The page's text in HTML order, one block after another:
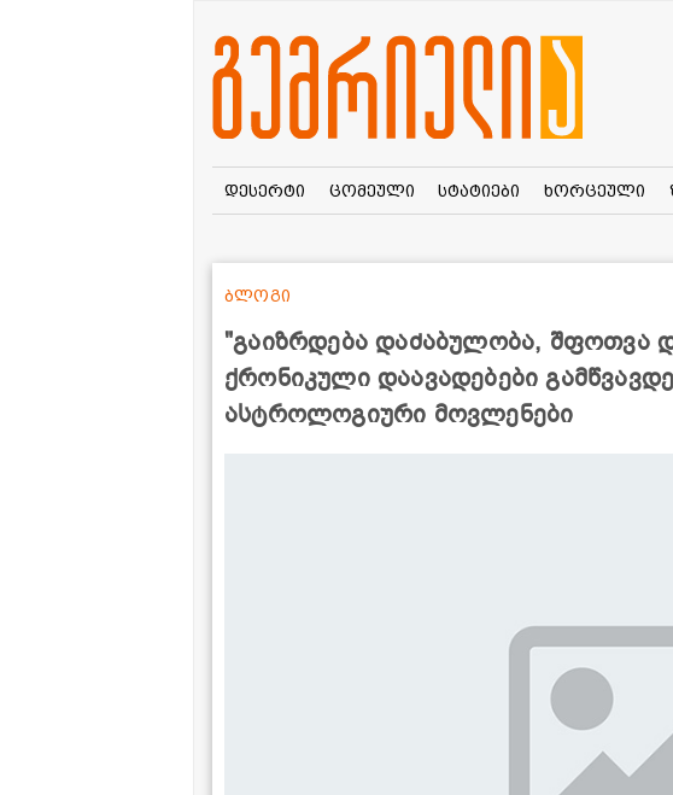
დესერტი ცომეული სტატიები ხორცეული
"გაიზრდება დაძაბულობა, შფოთვა
ქრონიკული დაავადებები
ასტროლოგიური მოვლენები
ბლოგი